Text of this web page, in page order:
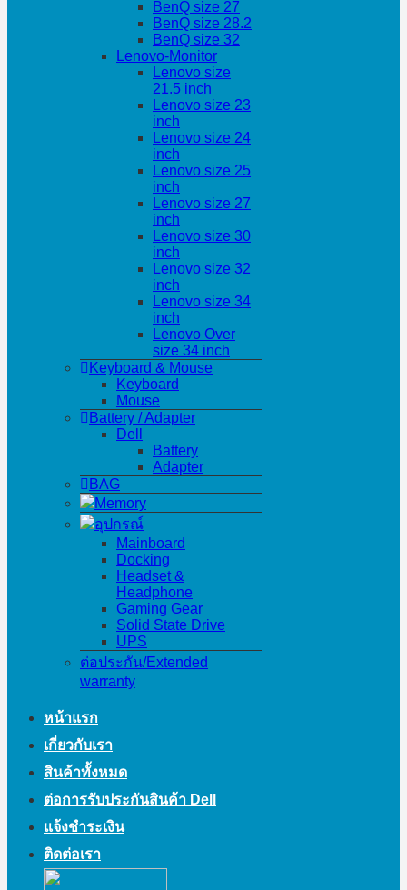
BenQ size 27
BenQ size 28.2
BenQ size 32
Lenovo-Monitor
Lenovo size
21.5 inch
Lenovo size 23
inch
Lenovo size 24
inch
Lenovo size 25
inch
Lenovo size 27
inch
Lenovo size 30
inch
Lenovo size 32
inch
Lenovo size 34
inch
Lenovo Over
size 34 inch
Keyboard & Mouse
Keyboard
Mouse
Battery / Adapter
Dell
Battery
Adapter
BAG
Memory
อุปกรณ์
Mainboard
Docking
Headset &
Headphone
Gaming Gear
Solid State Drive
UPS
ต่อประกัน/Extended
warranty
หน้าแรก
เกี่ยวกับเรา
สินค้าทั้งหมด
ต่อการรับประกันสินค้า Dell
แจ้งชำระเงิน
ติดต่อเรา